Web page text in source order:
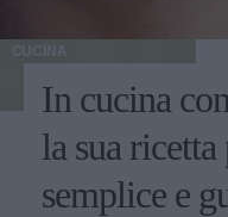
CUCINA
In cucina
la sua ricetta
semplice e